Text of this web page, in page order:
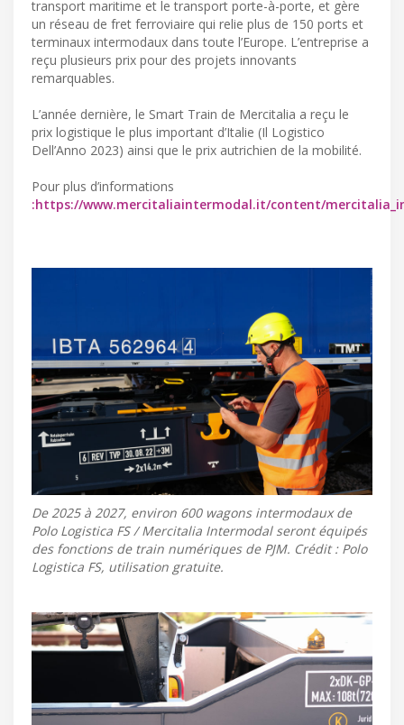
transport maritime et le transport porte-à-porte, et gère
un réseau de fret ferroviaire qui relie plus de 150 ports et
terminaux intermodaux dans toute l’Europe. L’entreprise a
reçu plusieurs prix pour des projets innovants
remarquables.
L’année dernière, le Smart Train de Mercitalia a reçu le
prix logistique le plus important d’Italie (Il Logistico
Dell’Anno 2023) ainsi que le prix autrichien de la mobilité.
Pour plus d’informations
:https://www.mercitaliaintermodal.it/content/
De 2025 à 2027, environ 600 wagons intermodaux de
Polo Logistica FS / Mercitalia Intermodal seront équipés
des fonctions de train numériques de PJM. Crédit : Polo
Logistica FS, utilisation gratuite.